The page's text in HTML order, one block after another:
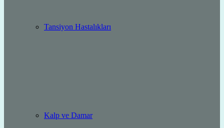
Tansiyon Hastalıkları
Kalp ve Damar